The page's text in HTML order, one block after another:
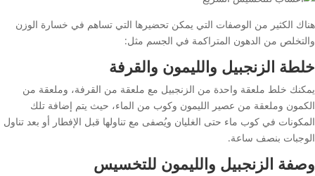
هناك الكثير من الوصفات التي يمكن تحضيرها التي تساهم في خسارة الوزن
والتخلص من الدهون المتراكمة في الجسم مثل:
خلطة الزنجبيل والليمون والقرفة
يمكنك خلط ملعقة واحدة من الزنجبيل مع ملعقة من القرفة، وملعقة من
الكمون وملعقة من عصير الليمون وكوب من الماء، حيث يتم إضافة تلك
المكونات في كوب ماء حتى الغليان ويُصفى مع تناولها قبل الإفطار أو بعد تناول
الوجبات بنصف ساعة.
وصفة الزنجبيل والليمون للتخسيس